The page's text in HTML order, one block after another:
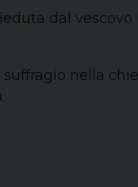
dal
suffragio nella